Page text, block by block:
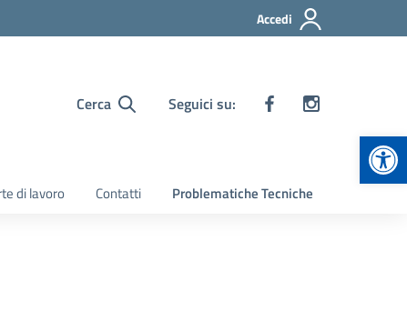
Accedi
Cerca Seguici su:
di lavoro Contatti Problematiche Tecniche